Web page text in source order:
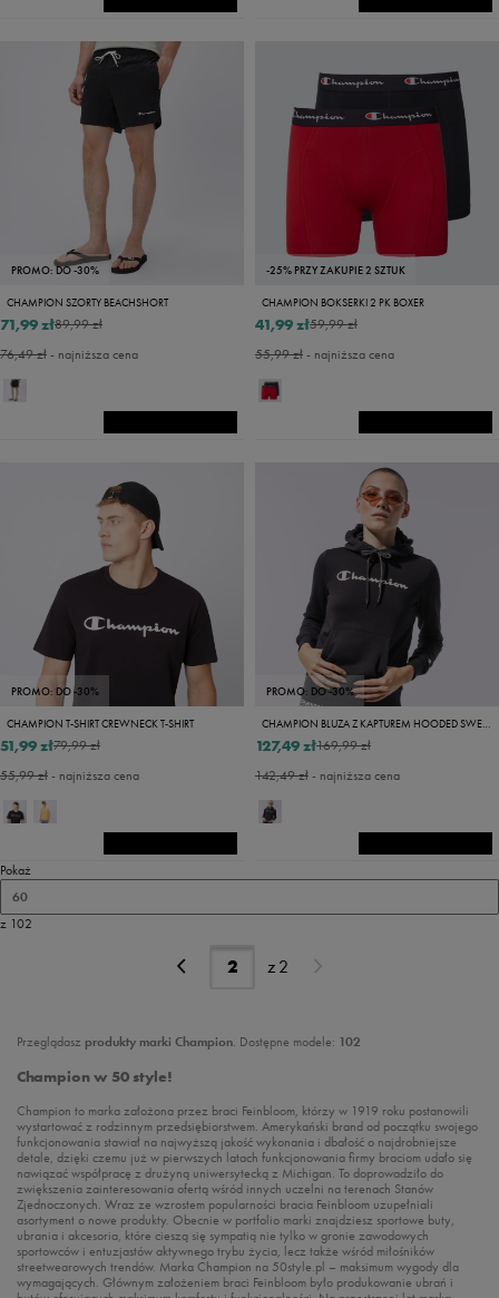
PROMO: DO -30%
CHAMPION SZORTY BEACHSHORT
89,99 zł
71,99 zł
76,49 zł- najniższa cena
-25% PRZY ZAKUPIE 2 SZTUK
CHAMPION BOKSERKI 2 PK BOXER
59,99 zł
41,99 zł
55,99 zł- najniższa cena
PROMO: DO -30%
CHAMPION T-SHIRT CREWNECK T-SHIRT
79,99 zł
51,99 zł
55,99 zł- najniższa cena
PROMO: DO -30%
CHAMPION BLUZA Z KAPTUREM HOODED SWEATSHIRT
169,99 zł
127,49 zł
142,49 zł- najniższa cena
Pokaż
60
z 102
z2
Przeglądasz produkty marki Champion. Dostępne modele: 102
Champion w 50 style!
Champion to marka założona przez braci Feinbloom, którzy w 1919 roku postanowili
wystartować z rodzinnym przedsiębiorstwem. Amerykański brand od początku swojego
funkcjonowania stawiał na najwyższą jakość wykonania i dbałość o najdrobniejsze
detale, dzięki czemu już w pierwszych latach funkcjonowania firmy braciom udało się
nawiązać współpracę z drużyną uniwersytecką z Michigan. To doprowadziło do
zwiększenia zainteresowania ofertą wśród innych uczelni na terenach Stanów
Zjednoczonych. Wraz ze wzrostem popularności bracia Feinbloom uzupełniali
asortyment o nowe produkty. Obecnie w portfolio marki znajdziesz sportowe buty,
ubrania i akcesoria, które cieszą się sympatią nie tylko w gronie zawodowych
sportowców i entuzjastów aktywnego trybu życia, lecz także wśród miłośników
streetwearowych trendów. Marka Champion na 50style.pl – maksimum wygody dla
wymagających. Głównym założeniem braci Feinbloom było produkowanie ubrań i